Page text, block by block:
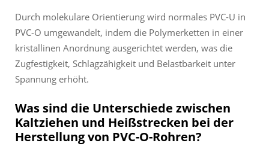
Durch molekulare Orientierung wird normales PVC-U in
PVC-O umgewandelt, indem die Polymerketten in einer
kristallinen Anordnung ausgerichtet werden, was die
Zugfestigkeit, Schlagzähigkeit und Belastbarkeit unter
Spannung erhöht.
Was sind die Unterschiede zwischen
Kaltziehen und Heißstrecken bei der
Herstellung von PVC-O-Rohren?